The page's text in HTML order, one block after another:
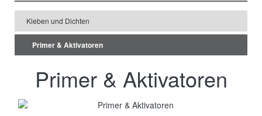
Kleben und Dichten
Primer & Aktivatoren
Primer & Aktivatoren